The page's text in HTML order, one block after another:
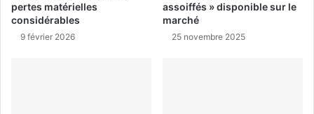
pertes matérielles
considérables
9 février 2026
assoiffés » disponible sur le
marché
25 novembre 2025